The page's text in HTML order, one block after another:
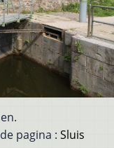
pagina : Sluis